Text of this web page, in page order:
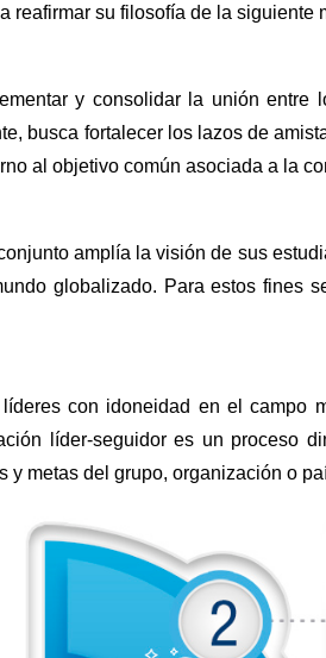
reafirmar su filosofía de la siguiente
y consolidar la unión
busca fortalecer los lazos de
al objetivo común asociada a la
amplía la visión de sus
globalizado. Para estos fines
con idoneidad en el campo
líder-seguidor es un proceso
y metas del grupo, organización o